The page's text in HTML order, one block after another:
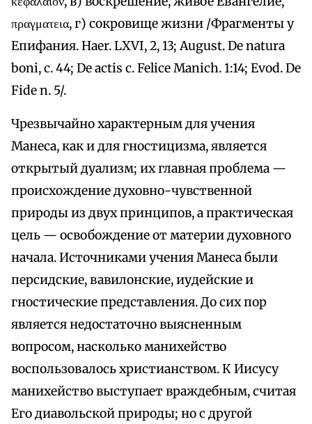
πραγματεια, г) сокровище жизни /Фрагменты у
Епифания. Haer. LXVI, 2, 13; August. De natura
boni, с. 44; De actis с. Felice Manich. 1:14; Evod. De
Fide n. 5/.
Чрезвычайно характерным для учения
Манеса, как и для гностицизма, является
открытый дуализм; их главная проблема —
происхождение духовно-чувственной
природы из двух принципов, а практическая
цель — освобождение от материи духовного
начала. Источниками учения Манеса были
персидские, вавилонские, иудейские и
гностические представления. До сих пор
является недостаточно выясненным
вопросом, насколько манихейство
воспользовалось христианством. К Иисусу
манихейство выступает враждебным, считая
Его диавольской природы; но с другой